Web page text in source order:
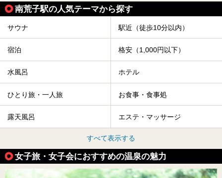
南荒子駅の人気テーマから探す
サウナ 駅近（徒歩10分以内）
宿泊 格安（1,000円以下）
水風呂 ホテル
ひとり旅・一人旅 お食事・食事処
露天風呂 エステ・マッサージ
すべて表示する
女子旅・女子会におすすめの温泉の魅力